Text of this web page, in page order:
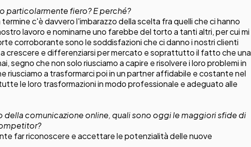
particolarmente fiero? E perché?
c'è davvero l'imbarazzo della scelta fra quelli che ci hanno
lavoro e nominarne uno farebbe del torto a tanti altri, per cui mi
corroborante sono le soddisfazioni che ci danno i nostri clienti
crescere e differenziarsi per mercato e soprattutto il fatto che una
segno che non solo riusciamo a capire e risolvere i loro problemi in
riusciamo a trasformarci poi in un partner affidabile e costante nel
le loro trasformazioni in modo professionale e adeguato alle
della comunicazione online, quali sono oggi le maggiori sfide di
far riconoscere e accettare le potenzialità delle nuove